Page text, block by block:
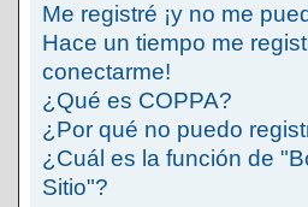
Me registré ¡y no me
Hace un tiempo me
conectarme!
¿Qué es COPPA?
¿Por qué no puedo
¿Cuál es la función de
Sitio"?